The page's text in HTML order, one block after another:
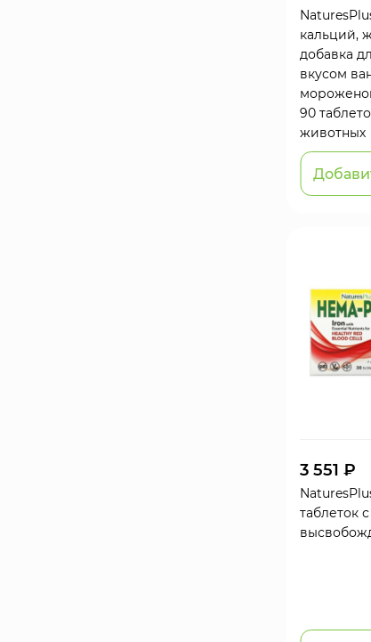
кальций,
добавка
вкусом
90
животных
3 551 ₽
таблеток